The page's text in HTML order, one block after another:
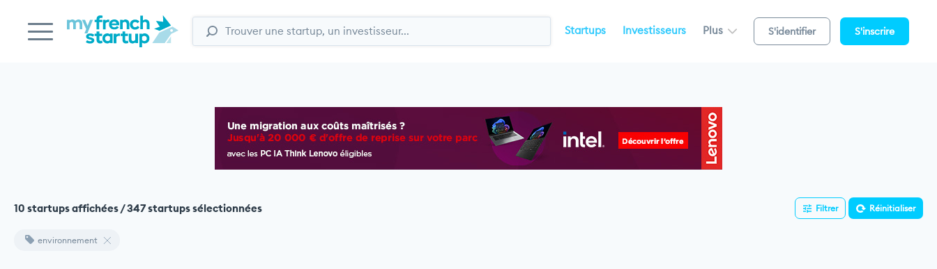
Startups Investisseurs Plus S'identifier S'inscrire
10 startups affichées / 347 startups sélectionnées Filtrer Réinitialiser
environnement